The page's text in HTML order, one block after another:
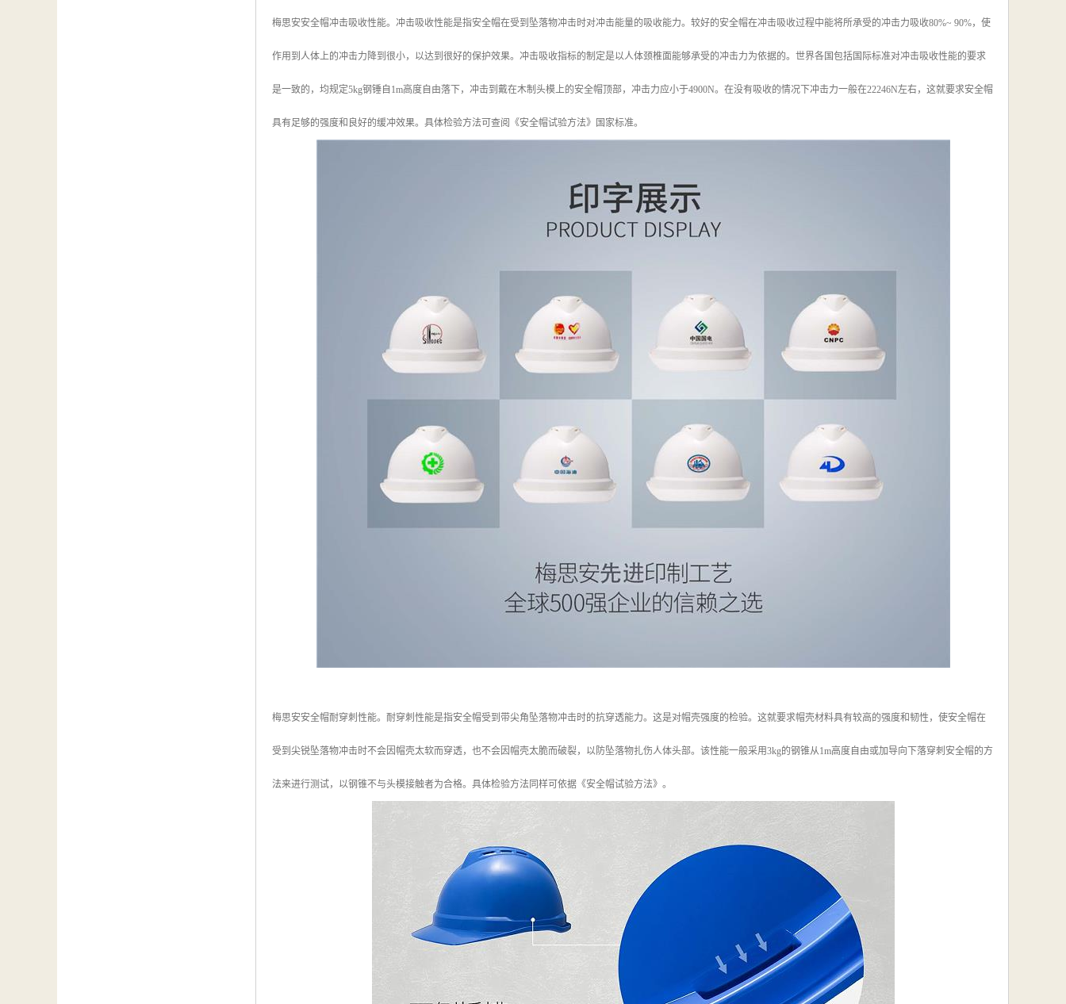
梅思安安全帽冲击吸收性能。冲击吸收性能是指安全帽在受到坠落物冲击时对冲击能量的吸收能力。较好的安全帽在冲击吸收过程中能将所承受的冲击力吸收80%~ 90%，使
作用到人体上的冲击力降到很小，以达到很好的保护效果。冲击吸收指标的制定是以人体颈椎面能够承受的冲击力为依据的。世界各国包括国际标准对冲击吸收性能的要求
是一致的，均规定5kg钢锤自1m高度自由落下，冲击到戴在木制头模上的安全帽顶部，冲击力应小于4900N。在没有吸收的情况下冲击力一般在22246N左右，这就要求安全帽
具有足够的强度和良好的缓冲效果。具体检验方法可查阅《安全帽试验方法》国家标准。
梅思安安全帽耐穿刺性能。耐穿刺性能是指安全帽受到带尖角坠落物冲击时的抗穿透能力。这是对帽壳强度的检验。这就要求帽壳材料具有较高的强度和韧性，使安全帽在
受到尖锐坠落物冲击时不会因帽壳太软而穿透，也不会因帽壳太脆而破裂，以防坠落物扎伤人体头部。该性能一般采用3kg的钢锥从1m高度自由或加导向下落穿刺安全帽的方
法来进行测试，以钢锥不与头模接触者为合格。具体检验方法同样可依据《安全帽试验方法》。